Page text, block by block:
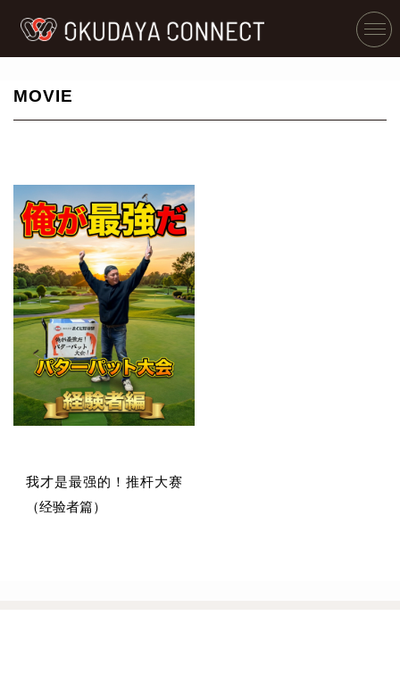
MOVIE
我才是最强的！推杆大赛
（经验者篇）